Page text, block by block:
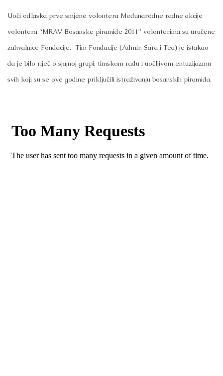
Uoči odlaska prve smjene volontera Međunarodne radne akcije
volontera “MRAV Bosanske piramide 2011” volonterima su uručene
zahvalnice Fondacije. Tim Fondacije (Admir, Sara i Tea) je istakao
da je bilo riječ o sjajnoj grupi, timskom radu i uočljivom entuzijazmu
svih koji su se ove godine priključili istraživanju bosanskih piramida.